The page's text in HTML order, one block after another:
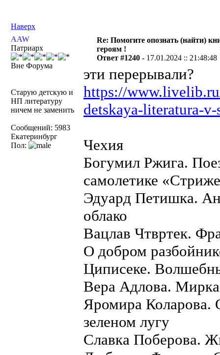
Наверх
AAW
Патриарх
Вне Форума
Старую детскую и
НП литературу
ничем не заменить
Сообщений: 5983
Екатеринбург
Пол:
Re: Помогите опознать (найти)
героям !
Ответ #1240 - 17.01.2024 :: 21:48:48
эти перерывали?
https://
detskaya-literatura-v-
Чехия
Богумил Ржига.
самолетике
Эдуард Петишка.
облако
Вацлав Чтвртек.
О добром
Циписеке.
Вера Адлова. Мирка
Яромира Коларова.
зеленом лугу
Славка Поберова.